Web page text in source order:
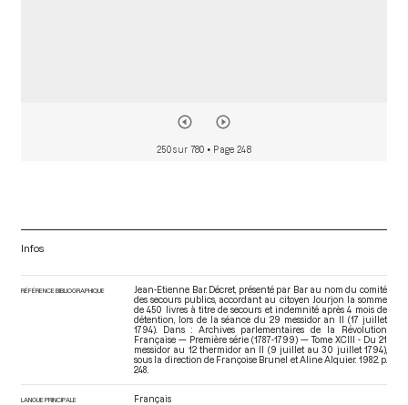
250 sur 780 • Page 248
Infos
RÉFÉRENCE BIBLIOGRAPHIQUE
Jean-Etienne Bar. Décret, présenté par Bar au nom du comité
des secours publics, accordant au citoyen Jourjon la somme
de 450 livres à titre de secours et indemnité après 4 mois de
détention, lors de la séance du 29 messidor an II (17 juillet
1794). Dans : Archives parlementaires de la Révolution
Française — Première série (1787-1799) — Tome XCIII - Du 21
messidor au 12 thermidor an II (9 juillet au 30 juillet 1794),
sous la direction de Françoise Brunel et Aline Alquier. 1982. p.
248.
LANGUE PRINCIPALE Français